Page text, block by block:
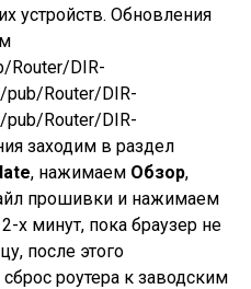
устройств. Обновления
Router/DIR-
Router/DIR-
Router/DIR-
заходим в раздел
, нажимаем Обзор,
прошивки и нажимаем
х минут, пока браузер не
после этого
роутера к заводским